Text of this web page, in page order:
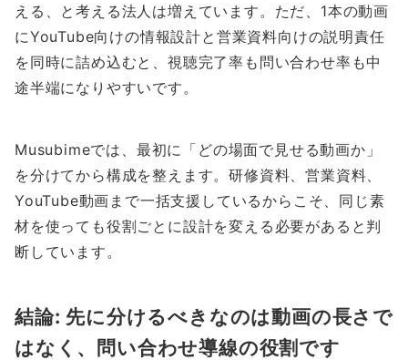
える、と考える法人は増えています。ただ、1本の動画
にYouTube向けの情報設計と営業資料向けの説明責任
を同時に詰め込むと、視聴完了率も問い合わせ率も中
途半端になりやすいです。
Musubimeでは、最初に「どの場面で見せる動画か」
を分けてから構成を整えます。研修資料、営業資料、
YouTube動画まで一括支援しているからこそ、同じ素
材を使っても役割ごとに設計を変える必要があると判
断しています。
結論: 先に分けるべきなのは動画の長さで
はなく、問い合わせ導線の役割です